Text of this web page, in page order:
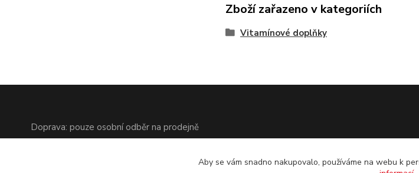
Zboží zařazeno v kategoriích
Vitamínové doplňky
Doprava: pouze osobní odběr na prodejně
Aby se vám snadno nakupovalo, používáme na webu k